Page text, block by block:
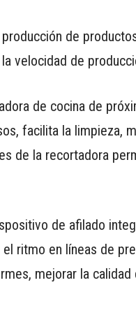
de
velocidad de
de cocina de
facilita la limpieza,
de la recortadora
de afilado
ritmo en líneas de
mejorar la